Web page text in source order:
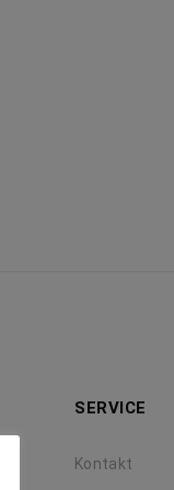
SERVICE
Kontakt